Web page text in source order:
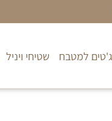
שטיחי ויניל